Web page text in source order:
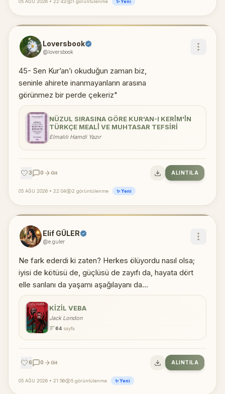
05 AĞU 2026 • 22:42 1 görüntülenme ✨ Yeni
Loversbook
@loversbook
45- Sen Kur’an’ı okuduğun zaman biz,
seninle ahirete inanmayanların arasına
görünmez bir perde çekeriz"
NÜZUL SIRASINA GÖRE KUR'AN-I KERİM'İN
TÜRKÇE MEALİ VE MUHTASAR TEFSIRI
Elmalılı Hamdi Yazır
🤍 3 0 Git ALINTILA
05 AĞU 2026 • 22:04 2 görüntülenme ✨ Yeni
Elif GÜLER
@e.guler
Ne fark ederdi ki zaten? Herkes ölüyordu nasıl olsa;
iyisi de kötüsü de, güçlüsü de zayıfı da, hayata dört
elle sarılanı da yaşamı aşağılayanı da...
KIZIL VEBA
Jack London
64 sayfa
🤍6 0 Git ALINTILA
05 AĞU 2026 • 21:56 5 görüntülenme ✨ Yeni